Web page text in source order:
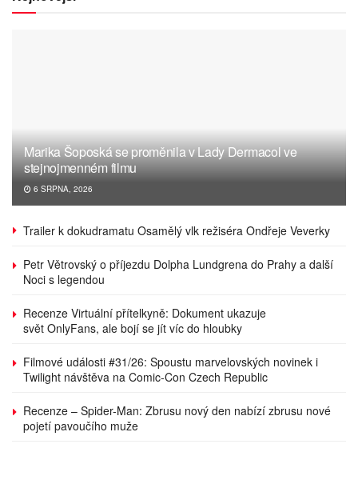
Marika Šoposká se proměnila v Lady Dermacol ve
stejnojmenném filmu
6 SRPNA, 2026
Trailer k dokudramatu Osamělý vlk režiséra Ondřeje Veverky
Petr Větrovský o příjezdu Dolpha Lundgrena do Prahy a další
Noci s legendou
Recenze Virtuální přítelkyně: Dokument ukazuje
svět OnlyFans, ale bojí se jít víc do hloubky
Filmové události #31/26: Spoustu marvelovských novinek i
Twilight návštěva na Comic-Con Czech Republic
Recenze – Spider-Man: Zbrusu nový den nabízí zbrusu nové
pojetí pavoučího muže